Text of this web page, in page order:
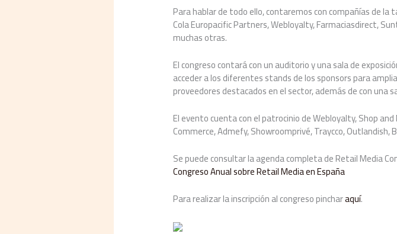
Para hablar de todo ello, contaremos con compañías de la
Cola Europacific Partners, Webloyalty, Farmaciasdirect,
muchas otras.
El congreso contará con un auditorio y una sala de
acceder a los diferentes stands de los sponsors para
proveedores destacados en el sector, además de con una
El evento cuenta con el patrocinio de Webloyalty, Shop
Commerce, Admefy, Showroomprivé, Traycco, Outlandish,
Se puede consultar la agenda completa de Retail Media
Congreso Anual sobre Retail Media en España
Para realizar la inscripción al congreso pincharaquí.